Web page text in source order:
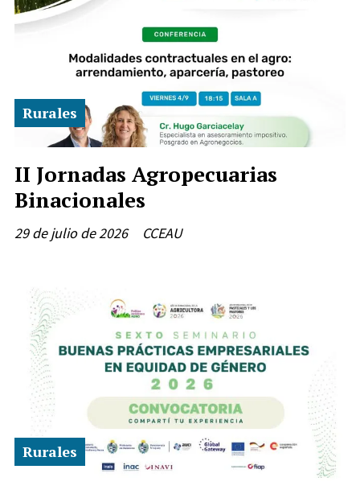
II Jornadas Agropecuarias
Binacionales
CCEAU
Rurales
29 de julio de 2026
Rurales